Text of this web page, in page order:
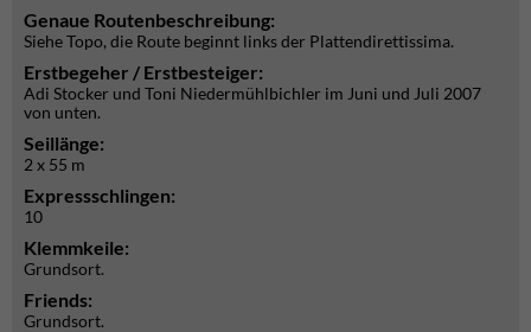
Genaue Routenbeschreibung:
Siehe Topo, die Route beginnt links der Plattendirettissima.
Erstbegeher / Erstbesteiger:
Adi Stocker und Toni Niedermühlbichler im Juni und Juli 2007
von unten.
Seillänge:
2 x 55 m
Expressschlingen:
10
Klemmkeile:
Grundsort.
Friends:
Grundsort.